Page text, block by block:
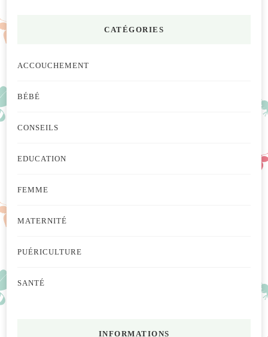
CATÉGORIES
ACCOUCHEMENT
BÉBÉ
CONSEILS
EDUCATION
FEMME
MATERNITÉ
PUÉRICULTURE
SANTÉ
INFORMATIONS